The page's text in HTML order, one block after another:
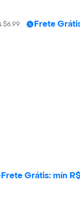
$6.99 Frete
Frete Grátis: mín